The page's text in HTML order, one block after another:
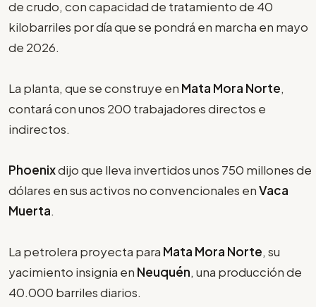
de crudo, con capacidad de tratamiento de 40
kilobarriles por día que se pondrá en marcha en mayo
de 2026.
La planta, que se construye en Mata Mora Norte,
contará con unos 200 trabajadores directos e
indirectos.
Phoenixdijo que lleva invertidos unos 750 millones de
dólares en sus activos no convencionales enVaca
Muerta.
La petrolera proyecta para Mata Mora Norte, su
yacimiento insignia en Neuquén, una producción de
40.000 barriles diarios.